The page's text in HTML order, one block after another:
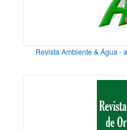
Revista Ambiente & Água -